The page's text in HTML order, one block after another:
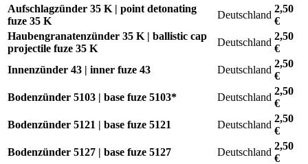
Aufschlagzünder 35 K | point detonating
fuze 35 K
Deutschland
2,50
€
Haubengranatenzünder 35 K | ballistic cap
projectile fuze 35 K
Deutschland
2,50
€
Innenzünder 43 | inner fuze 43
Deutschland
2,50
€
Bodenzünder 5103 | base fuze 5103*
Deutschland
2,50
€
Bodenzünder 5121 | base fuze 5121
Deutschland
2,50
€
Bodenzünder 5127 | base fuze 5127
Deutschland
2,50
€